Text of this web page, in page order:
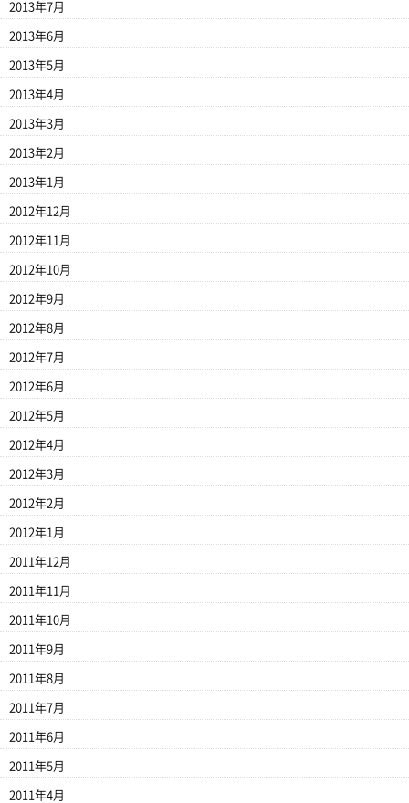
2013年7月
2013年6月
2013年5月
2013年4月
2013年3月
2013年2月
2013年1月
2012年12月
2012年11月
2012年10月
2012年9月
2012年8月
2012年7月
2012年6月
2012年5月
2012年4月
2012年3月
2012年2月
2012年1月
2011年12月
2011年11月
2011年10月
2011年9月
2011年8月
2011年7月
2011年6月
2011年5月
2011年4月